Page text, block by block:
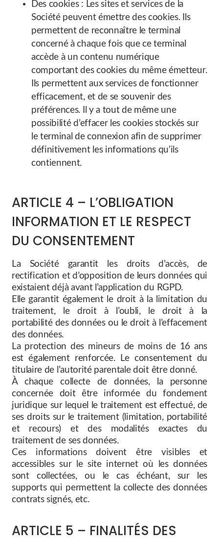
Des cookies : Les sites et services de la
Société peuvent émettre des cookies. Ils
permettent de reconnaître le terminal
concerné à chaque fois que ce terminal
accède à un contenu numérique
comportant des cookies du même émetteur.
Ils permettent aux services de fonctionner
efficacement, et de se souvenir des
préférences. Il y a tout de même une
possibilité d’effacer les cookies stockés sur
le terminal de connexion afin de supprimer
définitivement les informations qu’ils
contiennent.
ARTICLE 4 – L’OBLIGATION
INFORMATION ET LE RESPECT
DU CONSENTEMENT
La Société garantit les droits d’accès, de
rectification et d’opposition de leurs données qui
existaient déjà avant l’application du RGPD.
Elle garantit également le droit à la limitation du
traitement, le droit à l’oubli, le droit à la
portabilité des données ou le droit à l’effacement
des données.
La protection des mineurs de moins de 16 ans
est également renforcée. Le consentement du
titulaire de l’autorité parentale doit être donné.
À chaque collecte de données, la personne
concernée doit être informée du fondement
juridique sur lequel le traitement est effectué, de
ses droits sur le traitement (limitation, portabilité
et recours) et des modalités exactes du
traitement de ses données.
Ces informations doivent être visibles et
accessibles sur le site internet où les données
sont collectées, ou le cas échéant, sur les
supports qui permettent la collecte des données
contrats signés, etc.
ARTICLE 5 – FINALITÉS DES